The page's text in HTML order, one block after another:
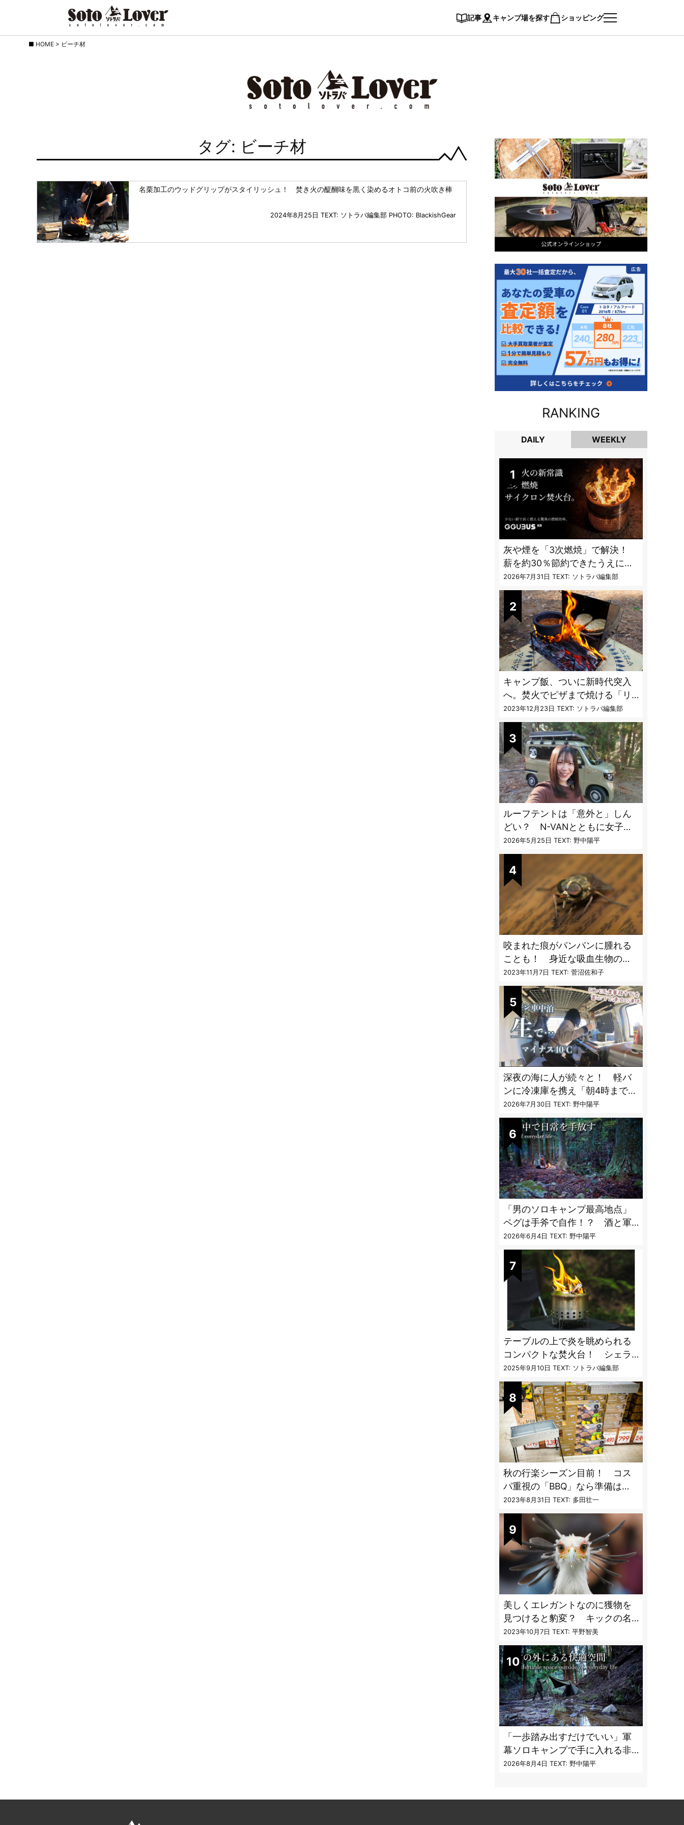
記事 キャンプ場を探す ショッピング
HOME > ビーチ材
タグ: ビーチ材
名栗加工のウッドグリップがスタイリッシュ！ 焚き火の醍醐味を黒く染めるオトコ前の火吹き棒
2024年8月25日 TEXT: ソトラバ編集部 PHOTO: BlackishGear
RANKING
DAILY WEEKLY
DAILY
灰や煙を「3次燃焼」で解決！
薪を約30％節約できたうえに炎
も美しくなった焚火台
2026年7月31日 TEXT: ソトラバ編集部
キャンプ飯、ついに新時代突入
へ。焚火でピザまで焼ける「リ
フレクターオーブン」がスゴす
ぎる
2023年12月23日 TEXT: ソトラバ編集部
ルーフテントは「意外と」しん
どい？ N-VANとともに女子ソ
ロ車中泊で使い勝手を検証
2026年5月25日 TEXT: 野中陽平
咬まれた痕がパンパンに腫れる
ことも！ 身近な吸血生物の
〝生態と対策〟【vol.04 ア
ブ・ブユ・ヌカカ】
2023年11月7日 TEXT: 菅沼佐和子
深夜の海に人が続々と！ 軽バ
ンに冷凍庫を携え「朝4時までホ
タルイカ掬い」の奮闘記
2026年7月30日 TEXT: 野中陽平
「男のソロキャンプ最高地点」
ペグは手斧で自作！？ 酒と軍
幕テントとラムチョップ
2026年6月4日 TEXT: 野中陽平
テーブルの上で炎を眺められる
コンパクトな焚火台！ シェラ
カップと重ねて持ち運べる超コ
ンパクト収納
2025年9月10日 TEXT: ソトラバ編集部
秋の行楽シーズン目前！ コス
パ重視の「BBQ」なら準備は
「トライアル」一択だった
2023年8月31日 TEXT: 多田壮一
美しくエレガントなのに獲物を
見つけると豹変？ キックの名
手「ヘビクイワシ」【へんない
きもの・鳥編 vol.03】
2023年10月7日 TEXT: 平野智美
「一歩踏み出すだけでいい」軍
幕ソロキャンプで手に入れる非
日常のコンフォートゾーンと癒
2026年8月4日 TEXT: 野中陽平